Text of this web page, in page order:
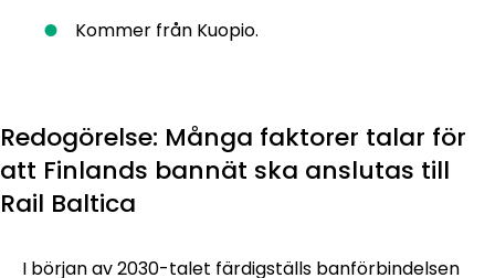
Kommer från Kuopio.
Redogörelse: Många faktorer talar för
att Finlands bannät ska anslutas till
Rail Baltica
I början av 2030-talet färdigställs banförbindelsen